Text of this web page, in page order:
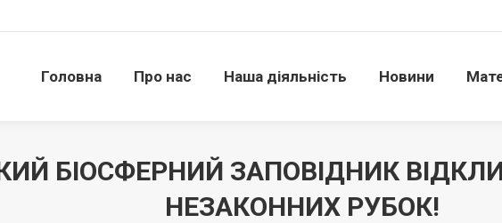
Головна Про нас Наша діяльність Новини
БІОСФЕРНИЙ ЗАПОВІДНИК
НЕЗАКОННИХ РУБОК!
Головна Про нас Наша діяльність Новини